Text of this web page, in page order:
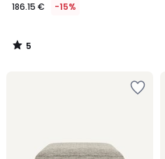
186.15 € -15%
5
/